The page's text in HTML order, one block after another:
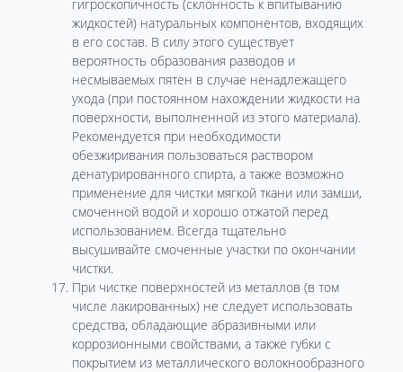
гигроскопичность (склонность к впитыванию
жидкостей) натуральных компонентов, входящих
в его состав. В силу этого существует
вероятность образования разводов и
несмываемых пятен в случае ненадлежащего
ухода (при постоянном нахождении жидкости на
поверхности, выполненной из этого материала).
Рекомендуется при необходимости
обезжиривания пользоваться раствором
денатурированного спирта, а также возможно
применение для чистки мягкой ткани или замши,
смоченной водой и хорошо отжатой перед
использованием. Всегда тщательно
высушивайте смоченные участки по окончании
чистки.
При чистке поверхностей из металлов (в том
числе лакированных) не следует использовать
средства, обладающие абразивными или
коррозионными свойствами, а также губки с
покрытием из металлического волокнообразного